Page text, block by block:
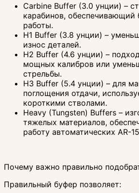
Carbine Buffer (3.0 унции) –
карабинов,
работы.
H1 Buffer (3.8 унции) –
износ деталей.
H2 Buffer (4.6 унции) –
мощных калибров или
стрельбы.
H3 Buffer (5.4 унции) – для
поглощения отдачи,
короткими стволами.
Heavy (Tungsten) Buffers –
тяжелых материалов,
работу автоматических AR-
Почему важно правильно
Правильный буфер позволяет: